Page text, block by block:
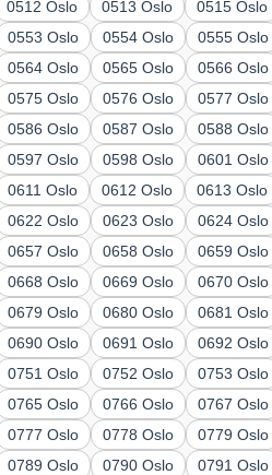
0512 Oslo 0513 Oslo 0515 Oslo
0553 Oslo 0554 Oslo 0555 Oslo
0564 Oslo 0565 Oslo 0566 Oslo
0575 Oslo 0576 Oslo 0577 Oslo
0586 Oslo 0587 Oslo 0588 Oslo
0597 Oslo 0598 Oslo 0601 Oslo
0611 Oslo 0612 Oslo 0613 Oslo
0622 Oslo 0623 Oslo 0624 Oslo
0657 Oslo 0658 Oslo 0659 Oslo
0668 Oslo 0669 Oslo 0670 Oslo
0679 Oslo 0680 Oslo 0681 Oslo
0690 Oslo 0691 Oslo 0692 Oslo
0751 Oslo 0752 Oslo 0753 Oslo
0765 Oslo 0766 Oslo 0767 Oslo
0777 Oslo 0778 Oslo 0779 Oslo
0789 Oslo 0790 Oslo 0791 Oslo